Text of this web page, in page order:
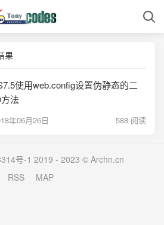
果
使用web.config设置伪静态的二
法
年06月26日 588 阅读
号-1 2019 - 2023 ©Archn.cn
RSS
MAP